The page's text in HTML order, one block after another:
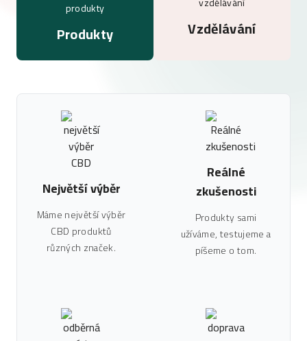
Produkty Vzdělávání
Největší výběr
Máme největší výběr
CBD produktů
různých značek.
Reálné
zkušenosti
Produkty sami
užíváme, testujeme a
píšeme o tom.